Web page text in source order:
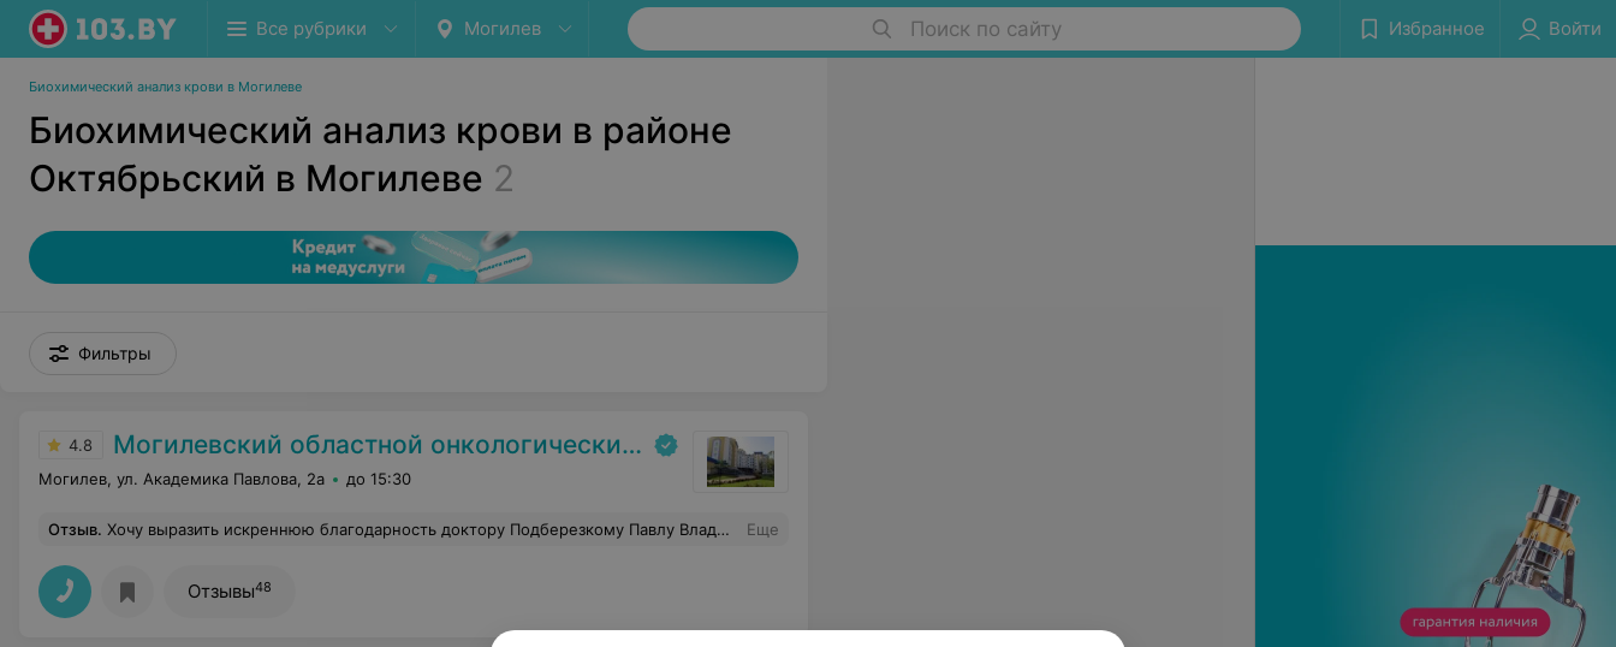
Все рубрики Могилев Поиск по сайту Избранное Войти
Биохимический анализ крови в Могилеве
Биохимический анализ крови в районе
Октябрьский в Могилеве 2
Фильтры
4.8 Могилевский областной онкологический диспансер
Могилев, ул. Академика Павлова, 2а до 15:30
Отзыв. Хочу выразить искреннюю благодарность доктору Подберезкому Павлу Владимировичу за проведенную операцию. Отзывчивый доктор, ответит на все вопросы. За его терпение!!!! Павел Владимирович желаю Вам и Вашей семье крепкого здоровья, сил в нелёгком труде Еще
Отзывы48